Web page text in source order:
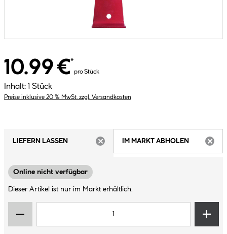
10.99 €*
pro Stück
Inhalt: 1 Stück
Preise inklusive 20 % MwSt. zzgl. Versandkosten
LIEFERN LASSEN
IM MARKT ABHOLEN
Online nicht verfügbar
Dieser Artikel ist nur im Markt erhältlich.